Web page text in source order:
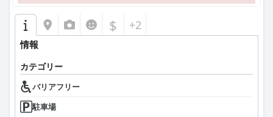
$ +2
情報
カテゴリー
バリアフリー
駐車場